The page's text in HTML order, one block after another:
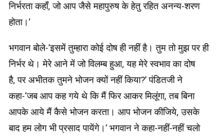
निर्भरता कहाँ, जो आप जैसे महापुरुष के हेतु रहित अनन्य-शरण
होता।’
भगवान बोले-‘इसमें तुम्हारा कोई दोष ही नहीं है। तुम तो मुझ पर ही
निर्भर थे। मेरे आने में जो विलम्ब हुआ, यह मेरे स्वभाव का दोष
है, पर अभीतक तुमने भोजन क्यों नहीं किया?’ पंडितजी ने
कहा-‘जब आप कह गये थे कि मैं फिर आकर मिलूंगा, तब बिना
आपके आये मैं कैसे भोजन करता। आप भोजन कीजिये, उसके
बाद हम लोग भी प्रसाद पायेंगे।’ भगवान ने कहा-नहीं-नहीं चलो